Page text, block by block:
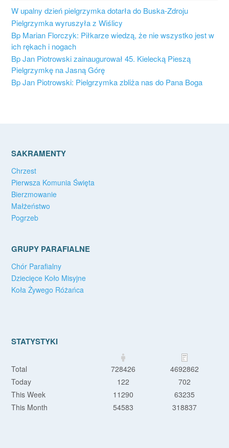
W upalny dzień pielgrzymka dotarła do Buska-Zdroju
Pielgrzymka wyruszyła z Wiślicy
Bp Marian Florczyk: Piłkarze wiedzą, że nie wszystko jest w
ich rękach i nogach
Bp Jan Piotrowski zainaugurował 45. Kielecką Pieszą
Pielgrzymkę na Jasną Górę
Bp Jan Piotrowski: Pielgrzymka zbliża nas do Pana Boga
SAKRAMENTY
Chrzest
Pierwsza Komunia Święta
Bierzmowanie
Małżeństwo
Pogrzeb
GRUPY PARAFIALNE
Chór Parafialny
Dziecięce Koło Misyjne
Koła Żywego Różańca
STATYSTYKI
Total 728426
4692862
Today
122
702
This Week
11290
63235
This Month
54583 318837